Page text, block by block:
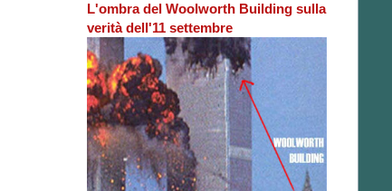
L'ombra del Woolworth Building sulla
verità dell'11 settembre